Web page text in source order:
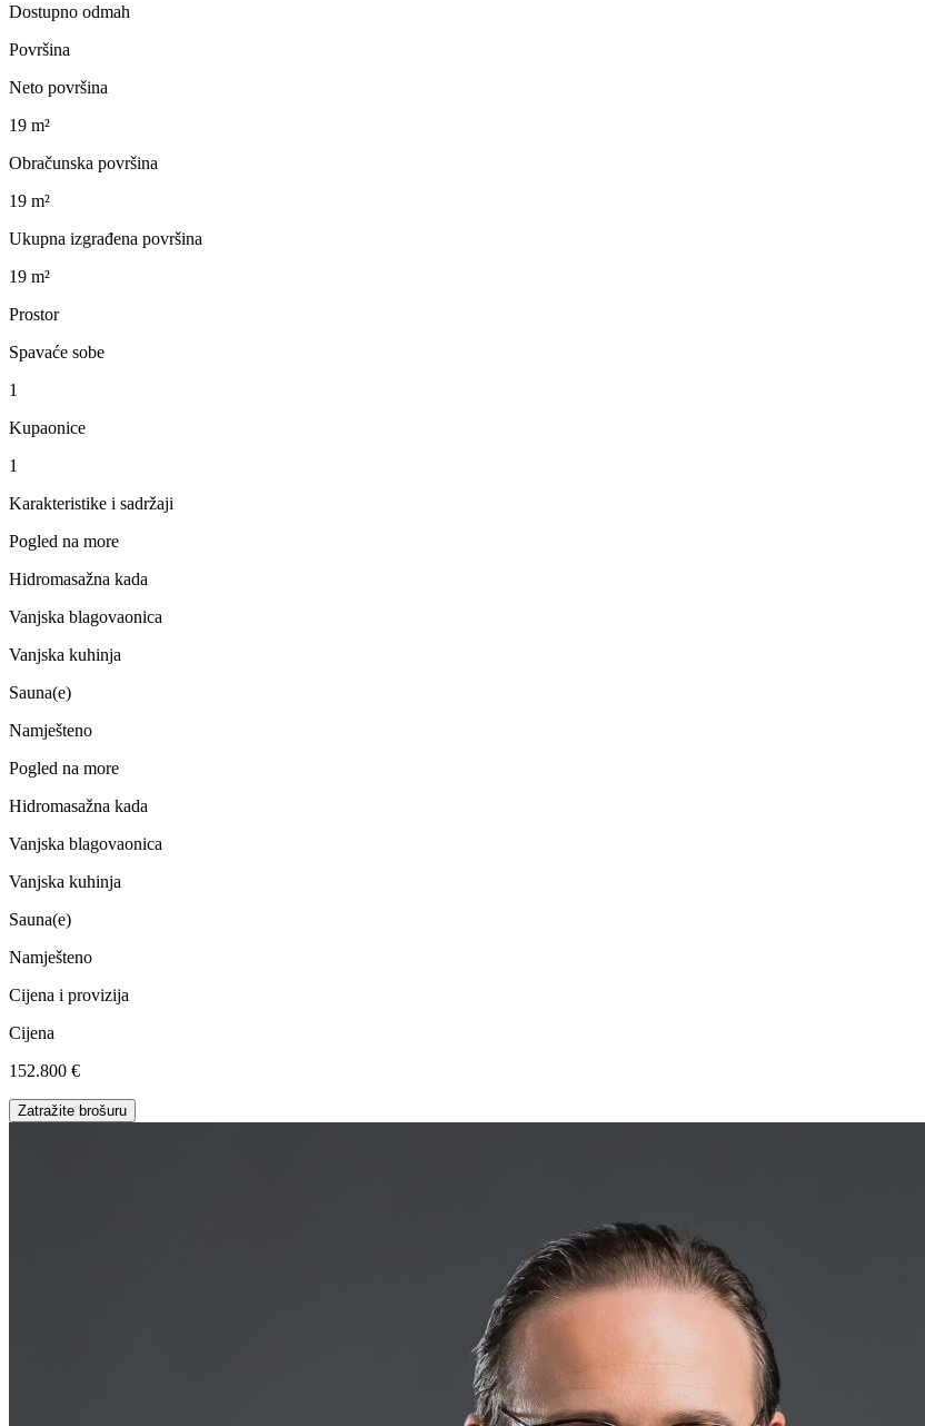
Dostupno odmah
Površina
Neto površina
19 m²
Obračunska površina
19 m²
Ukupna izgrađena površina
19 m²
Prostor
Spavaće sobe
1
Kupaonice
1
Karakteristike i sadržaji
Pogled na more
Hidromasažna kada
Vanjska blagovaonica
Vanjska kuhinja
Sauna(e)
Namješteno
Pogled na more
Hidromasažna kada
Vanjska blagovaonica
Vanjska kuhinja
Sauna(e)
Namješteno
Cijena i provizija
Cijena
152.800 €
Zatražite brošuru